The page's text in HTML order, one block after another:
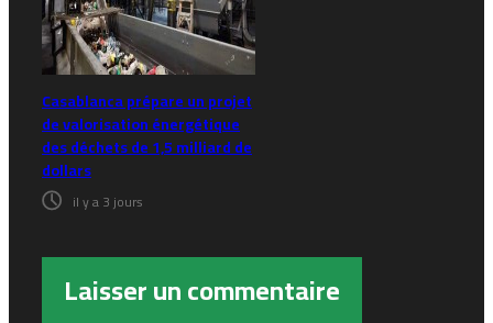
Casablanca prépare un projet
de valorisation énergétique
des déchets de 1,5 milliard de
dollars
il y a 3 jours
Laisser un commentaire